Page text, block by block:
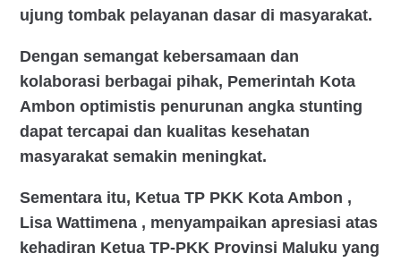
ujung tombak pelayanan dasar di masyarakat.
Dengan semangat kebersamaan dan
kolaborasi berbagai pihak, Pemerintah Kota
Ambon optimistis penurunan angka stunting
dapat tercapai dan kualitas kesehatan
masyarakat semakin meningkat.
Sementara itu, Ketua TP PKK Kota Ambon ,
Lisa Wattimena , menyampaikan apresiasi atas
kehadiran Ketua TP-PKK Provinsi Maluku yang